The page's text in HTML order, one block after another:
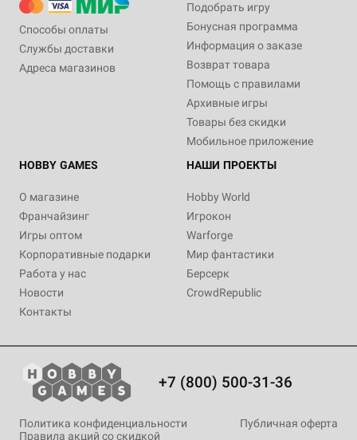
Способы оплаты
Службы доставки
Адреса магазинов
Подобрать игру
Бонусная программа
Информация о заказе
Возврат товара
Помощь с правилами
Архивные игры
Товары без скидки
Мобильное приложение
HOBBY GAMES
О магазине
Франчайзинг
Игры оптом
Корпоративные подарки
Работа у нас
Новости
Контакты
НАШИ ПРОЕКТЫ
Hobby World
Игрокон
Warforge
Мир фантастики
Берсерк
CrowdRepublic
+7 (800) 500-31-36
Политика конфиденциальности
Публичная оферта
Правила акций со скидкой